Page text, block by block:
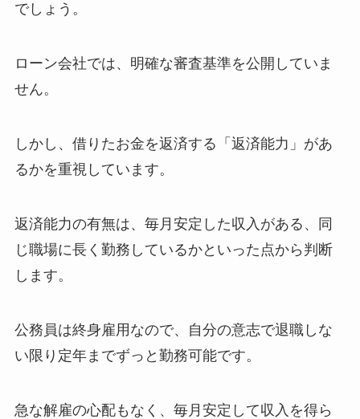
でしょう。
ローン会社では、明確な審査基準を公開していま
せん。
しかし、借りたお金を返済する「返済能力」があ
るかを重視しています。
返済能力の有無は、毎月安定した収入がある、同
じ職場に長く勤務しているかといった点から判断
します。
公務員は終身雇用なので、自分の意志で退職しな
い限り定年までずっと勤務可能です。
急な解雇の心配もなく、毎月安定して収入を得ら